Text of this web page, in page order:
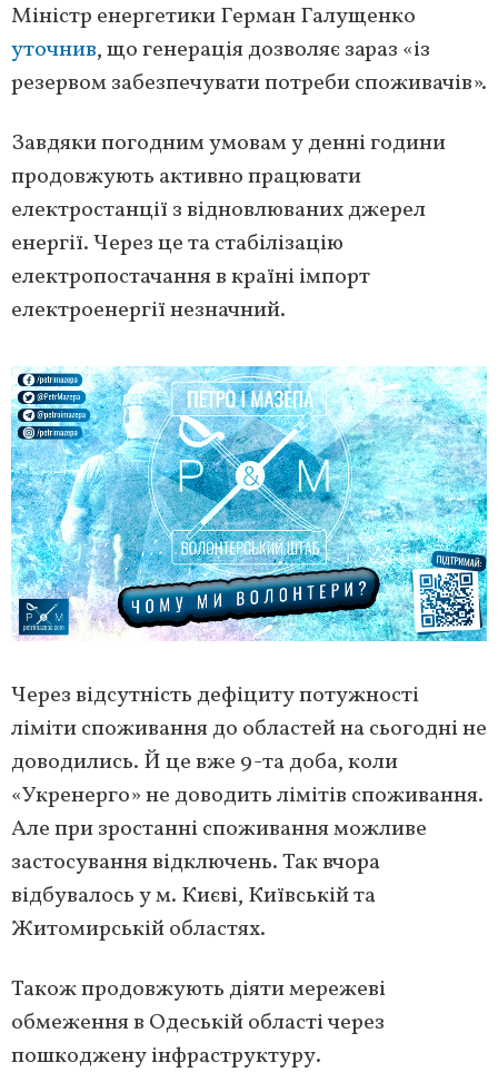
Міністр енергетики Герман Галущенко
уточнив, що генерація дозволяє зараз «із
резервом забезпечувати потреби споживачів».
Завдяки погодним умовам у денні години
продовжують активно працювати
електростанції з відновлюваних джерел
енергії. Через це та стабілізацію
електропостачання в країні імпорт
електроенергії незначний.
Через відсутність дефіциту потужності
ліміти споживання до областей на сьогодні не
доводились. Й це вже 9-та доба, коли
«Укренерго» не доводить лімітів споживання.
Але при зростанні споживання можливе
застосування відключень. Так вчора
відбувалось у м. Києві, Київській та
Житомирській областях.
Також продовжують діяти мережеві
обмеження в Одеській області через
пошкоджену інфраструктуру.